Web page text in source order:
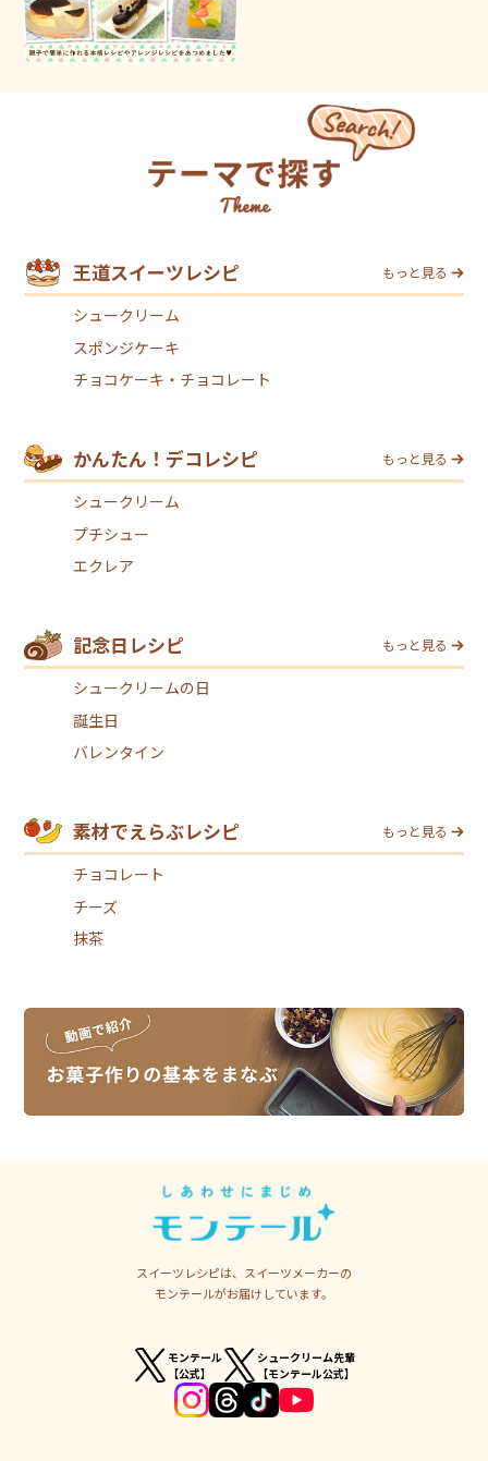
王道スイーツレシピ もっと見る
シュークリーム
スポンジケーキ
チョコケーキ・チョコレート
かんたん！デコレシピ もっと見る
シュークリーム
プチシュー
エクレア
記念日レシピ もっと見る
シュークリームの日
誕生日
バレンタイン
素材でえらぶレシピ もっと見る
チョコレート
チーズ
抹茶
スイーツレシピは、スイーツメーカーの
モンテールがお届けしています。
モンテール
【公式】
シュークリーム先輩
【モンテール公式】